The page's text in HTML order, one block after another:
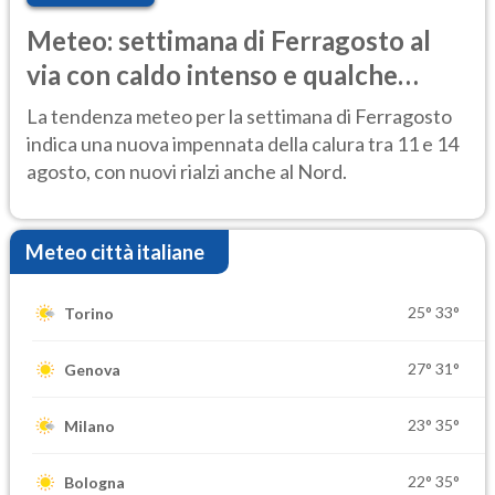
Meteo: settimana di Ferragosto al
via con caldo intenso e qualche
temporale
La tendenza meteo per la settimana di Ferragosto
indica una nuova impennata della calura tra 11 e 14
agosto, con nuovi rialzi anche al Nord.
Meteo città italiane
Torino 25° 33°
Genova 27° 31°
Milano 23° 35°
Bologna 22° 35°